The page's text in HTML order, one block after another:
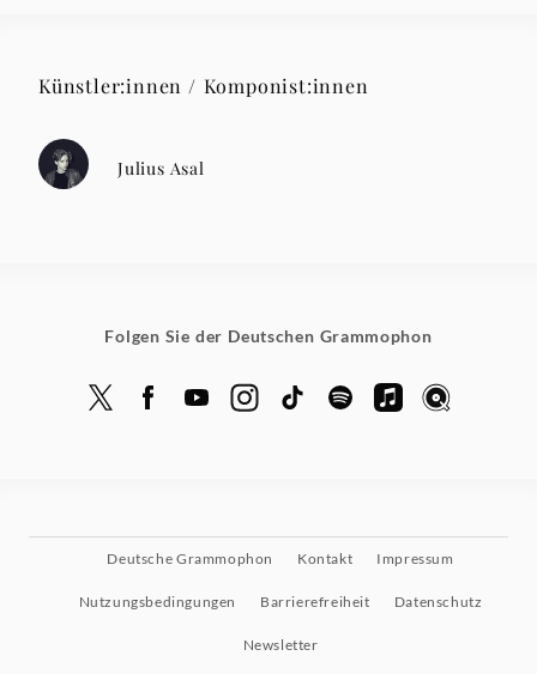
Künstler:innen / Komponist:innen
Julius Asal
Folgen Sie der Deutschen Grammophon
Deutsche Grammophon Kontakt Impressum
Nutzungsbedingungen Barrierefreiheit Datenschutz
Newsletter